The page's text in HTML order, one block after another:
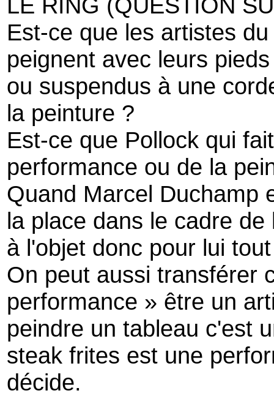
Est-ce que les artistes
peignent avec leurs pieds
ou suspendus à une
la peinture ?
Est-ce que Pollock qui
performance ou de la
Quand Marcel Duchamp
la place dans le cadre
à l'objet donc pour lui
On peut aussi transférer
performance » être un
peindre un tableau c'est
steak frites est une
décide.